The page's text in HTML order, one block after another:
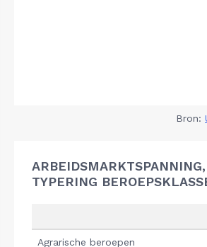
Bron:
ARBEIDSMARKTSPANNING,
TYPERING